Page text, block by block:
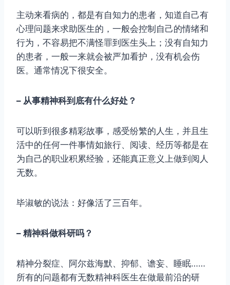
主动来看病的，都是有自知力的患者，知道自己有
心理问题来求助医生的，一般会控制自己的情绪和
行为，不容易把不满怪罪到医生头上；没有自知力
的患者，一般一来就会被严加看护，没有机会伤
医。通常情况下很安全。
– 从事精神科到底有什么好处？
可以听到很多精彩故事，感受纷繁的人生，并且生
活中的任何一件事情如旅行、阅读、经历等都是在
为自己的职业积累经验，还能真正意义上做到阅人
无数。
毕淑敏的说法：好像活了三百年。
– 精神科做科研吗？
精神分裂症、阿尔兹海默、抑郁、谵妄、睡眠……
所有的问题都有无数精神科医生在做最前沿的研